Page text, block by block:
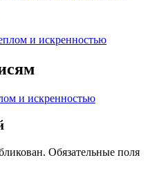
и искренностью
Обязательные поля